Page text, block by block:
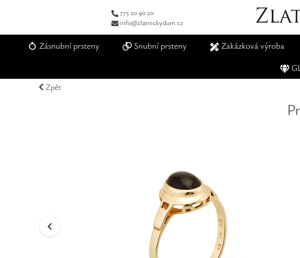
775 20 90 20
info@zlatnickydum.cz
Zásnubní prsteny Snubní prsteny Zakázková výroba
Zpět